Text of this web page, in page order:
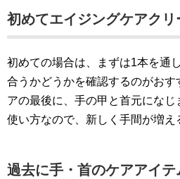
初めてエイジングケアクリ
初めての場合は、まずは1本を通
合うかどうかを確認するのがお
アの最後に、手の甲と首元にな
使い方なので、新しく手間が増え
過去に手・首のケアアイ